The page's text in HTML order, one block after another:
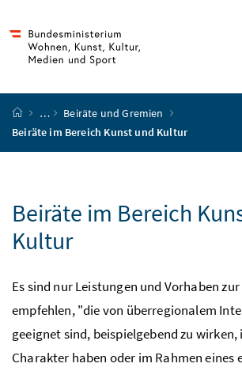
Startseite
…
Beiräte und Gremien
Beiräte im Bereich Kunst und Kultur
Beiräte im Bereich
Kultur
Es sind nur Leistungen und Vorhaben
empfehlen, "die von überregionalem
geeignet sind, beispielgebend zu
Charakter haben oder im Rahmen eines